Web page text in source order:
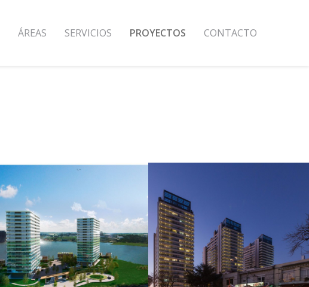
ÁREAS SERVICIOS PROYECTOS CONTACTO
BOATING
+
DIAMANTIS
+